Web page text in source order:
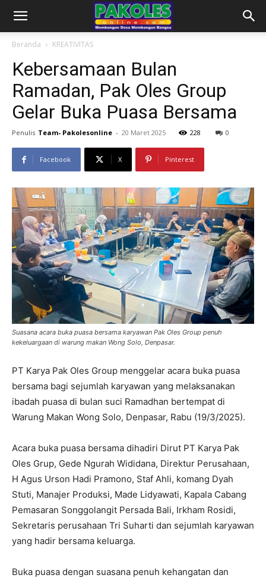
Beranda KREATIVITAS
Kebersamaan Bulan
Ramadan, Pak Oles Group
Gelar Buka Puasa Bersama
Penulis Team- Pakolesonline - 20 Maret 2025 228 0
Facebook X Pinterest
Suasana acara buka puasa bersama karyawan Pak Oles Group penuh
kekeluargaan di warung makan Wong Solo, Denpasar.
PT Karya Pak Oles Group menggelar acara buka puasa
bersama bagi sejumlah karyawan yang melaksanakan
ibadah puasa di bulan suci Ramadhan bertempat di
Warung Makan Wong Solo, Denpasar, Rabu (19/3/2025).
Acara buka puasa bersama dihadiri Dirut PT Karya Pak
Oles Grup, Gede Ngurah Wididana, Direktur Perusahaan,
H Agus Urson Hadi Pramono, Staf Ahli, komang Dyah
Stuti, Manajer Produksi, Made Lidyawati, Kapala Cabang
Pemasaran Songgolangit Persada Bali, Irkham Rosidi,
Sekretaris perusahaan Tri Suharti dan sejumlah karyawan
yang hadir bersama keluarga.
Buka puasa dengan suasana penuh kehangatan dan